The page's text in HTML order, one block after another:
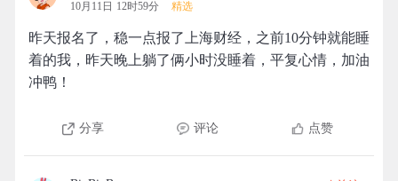
10月11日 12时59分 精选
昨天报名了，稳一点报了上海财经，之前10分钟就能睡
着的我，昨天晚上躺了俩小时没睡着，平复心情，加油
冲鸭！
分享 评论 点赞